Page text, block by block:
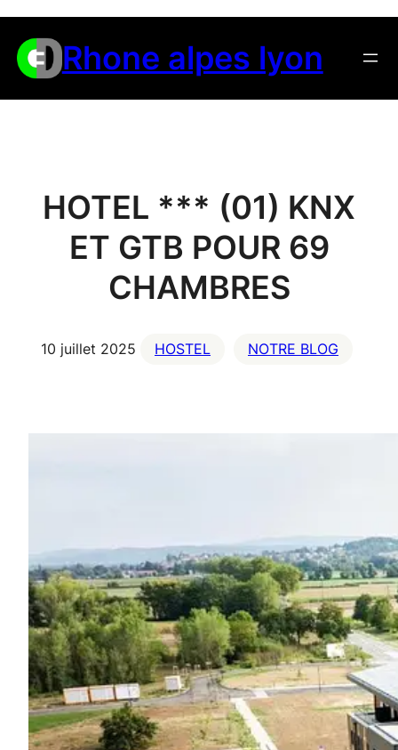
Aller
au
contenu Rhone alpes lyon
HOTEL *** (01) KNX
ET GTB POUR 69
CHAMBRES
10 juillet 2025 HOSTEL NOTRE BLOG